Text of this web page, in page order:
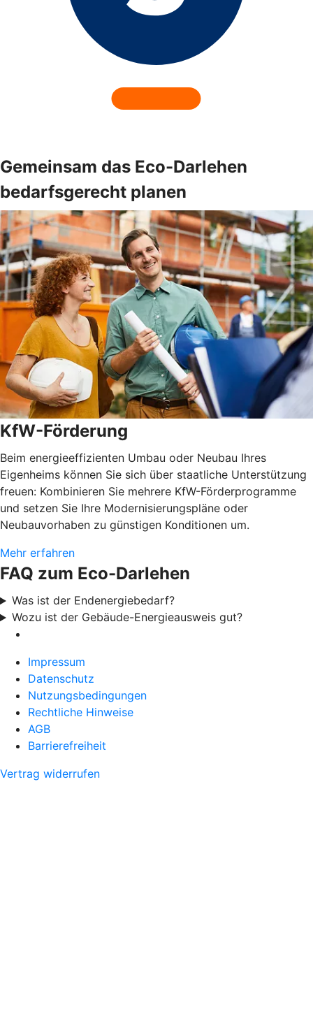
Gemeinsam das Eco-Darlehen
bedarfsgerecht planen
KfW-Förderung
Beim energieeffizienten Umbau oder Neubau Ihres
Eigenheims können Sie sich über staatliche Unterstützung
freuen: Kombinieren Sie mehrere KfW-Förderprogramme
und setzen Sie Ihre Modernisierungspläne oder
Neubauvorhaben zu günstigen Konditionen um.
Mehr erfahren
FAQ zum Eco-Darlehen
Was ist der Endenergiebedarf?
Wozu ist der Gebäude-Energieausweis gut?
Impressum
Datenschutz
Nutzungsbedingungen
Rechtliche Hinweise
AGB
Barrierefreiheit
Vertrag widerrufen